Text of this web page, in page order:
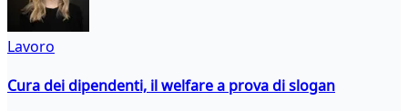
Lavoro
Cura dei dipendenti, il welfare a prova di slogan